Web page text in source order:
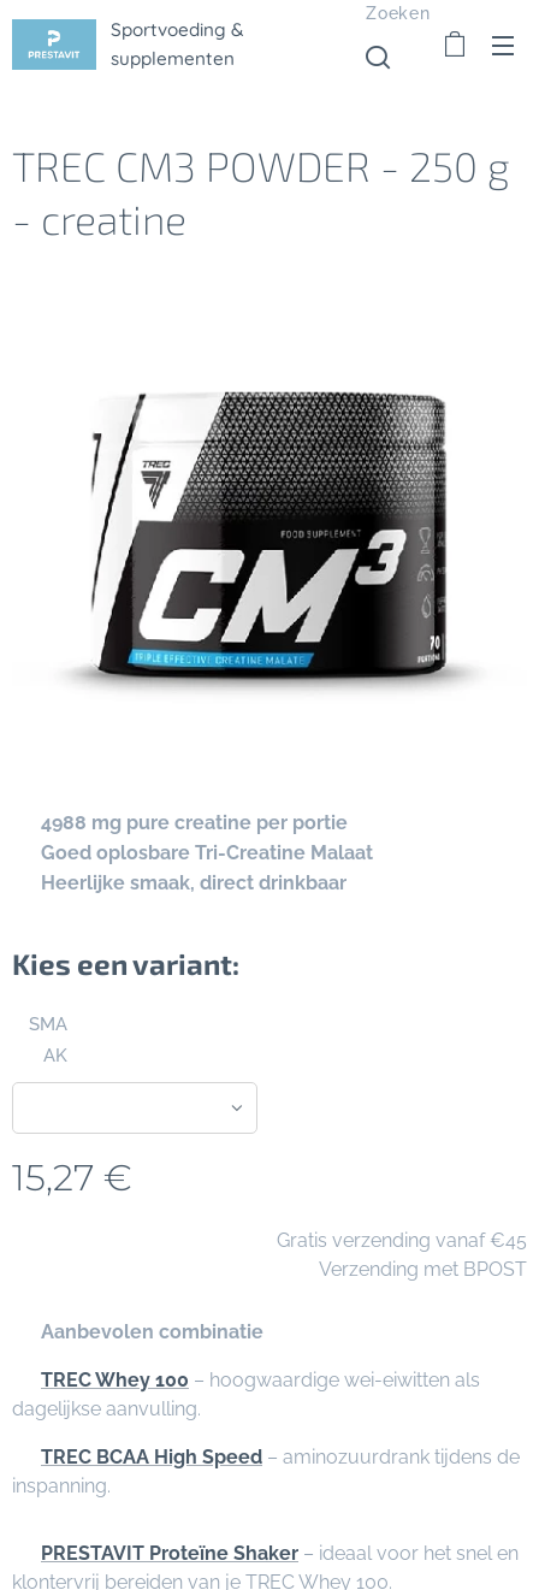
Sportvoeding &
supplementen
Zoeken
TREC CM3 POWDER - 250 g
- creatine
4988 mg pure creatine per portie
Goed oplosbare Tri-Creatine Malaat
Heerlijke smaak, direct drinkbaar
Kies een variant:
SMA
AK
15,27 €
🚚 Gratis verzending vanaf €45
📦 Verzending met BPOST
Aanbevolen combinatie
TREC Whey 100 – hoogwaardige wei-eiwitten als
dagelijkse aanvulling.
TREC BCAA High Speed – aminozuurdrank tijdens de
inspanning.
PRESTAVIT Proteïne Shaker – ideaal voor het snel en
klontervrij bereiden van je TREC Whey 100.